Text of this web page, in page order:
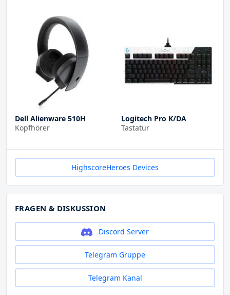
Dell Alienware 510H
Kopfhörer
Logitech Pro K/DA
Tastatur
HighscoreHeroes Devices
FRAGEN & DISKUSSION
Discord Server
Telegram Gruppe
Telegram Kanal